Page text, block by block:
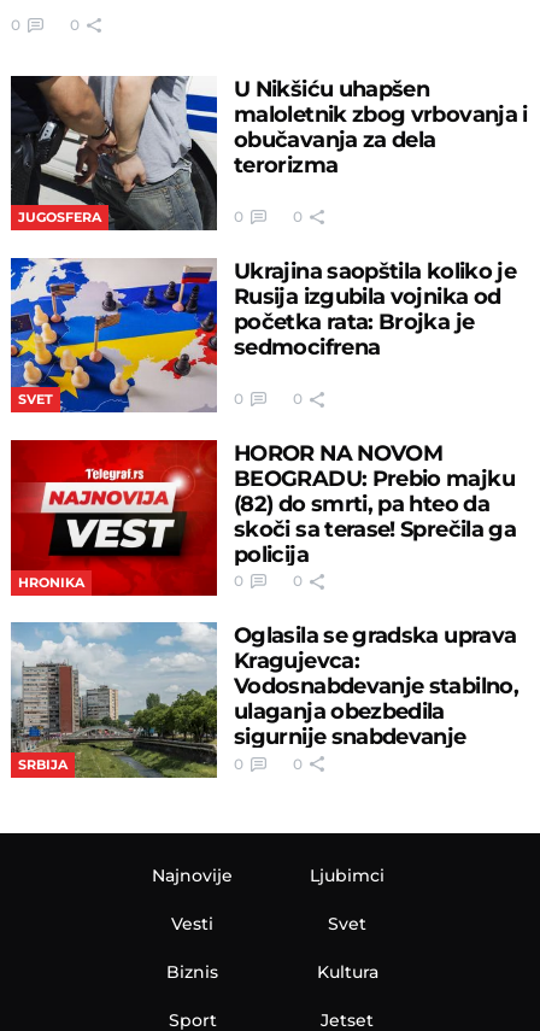
0 0
JUGOSFERA
U Nikšiću uhapšen
maloletnik zbog vrbovanja i
obučavanja za dela
terorizma
0 0
SVET
Ukrajina saopštila koliko je
Rusija izgubila vojnika od
početka rata: Brojka je
sedmocifrena
0 0
HRONIKA
HOROR NA NOVOM
BEOGRADU: Prebio majku
(82) do smrti, pa hteo da
skoči sa terase! Sprečila ga
policija
0 0
SRBIJA
Oglasila se gradska uprava
Kragujevca:
Vodosnabdevanje stabilno,
ulaganja obezbedila
sigurnije snabdevanje
0 0
Najnovije
Vesti
Biznis
Sport
Ljubimci
Svet
Kultura
Jetset